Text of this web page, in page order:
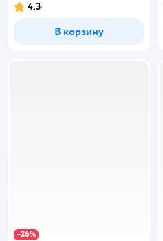
4,3
В корзину
−26%